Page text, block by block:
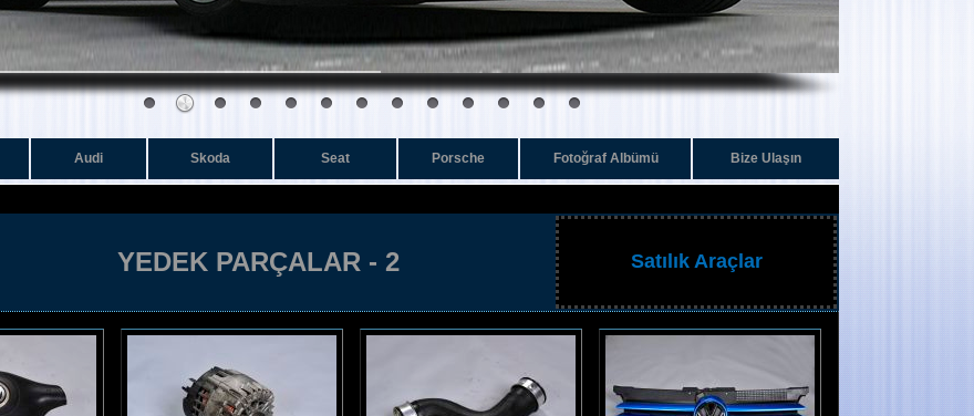
Audi Skoda Seat Porsche Fotoğraf Albümü Bize Ulaşın
YEDEK PARÇALAR - 2 Satılık Araçlar